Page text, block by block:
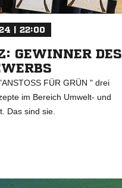
| 22:00
GEWINNER DES
FÜR GRÜN " drei
im Bereich Umwelt- und
Das sind sie.